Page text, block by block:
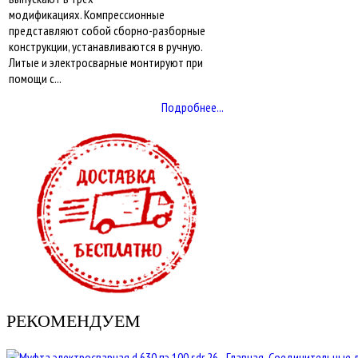
модификациях. Компрессионные
представляют собой сборно-разборные
конструкции, устанавливаются в ручную.
Литые и электросварные монтируют при
помощи с...
Подробнее...
РЕКОМЕНДУЕМ